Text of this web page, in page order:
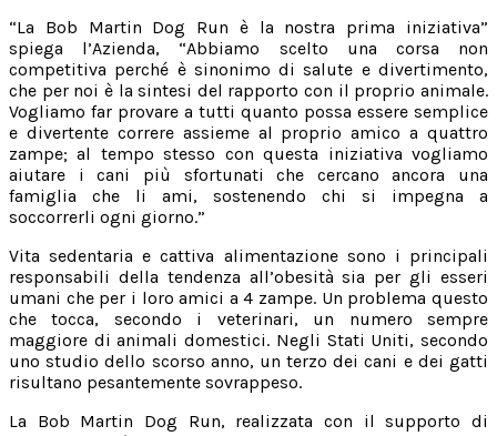
“La Bob Martin Dog Run è la nostra prima iniziativa”
spiega l’Azienda, “Abbiamo scelto una corsa non
competitiva perché è sinonimo di salute e divertimento,
che per noi è la sintesi del rapporto con il proprio animale.
Vogliamo far provare a tutti quanto possa essere semplice
e divertente correre assieme al proprio amico a quattro
zampe; al tempo stesso con questa iniziativa vogliamo
aiutare i cani più sfortunati che cercano ancora una
famiglia che li ami, sostenendo chi si impegna a
soccorrerli ogni giorno.”
Vita sedentaria e cattiva alimentazione sono i principali
responsabili della tendenza all’obesità sia per gli esseri
umani che per i loro amici a 4 zampe. Un problema questo
che tocca, secondo i veterinari, un numero sempre
maggiore di animali domestici. Negli Stati Uniti, secondo
uno studio dello scorso anno, un terzo dei cani e dei gatti
risultano pesantemente sovrappeso.
La Bob Martin Dog Run, realizzata con il supporto di